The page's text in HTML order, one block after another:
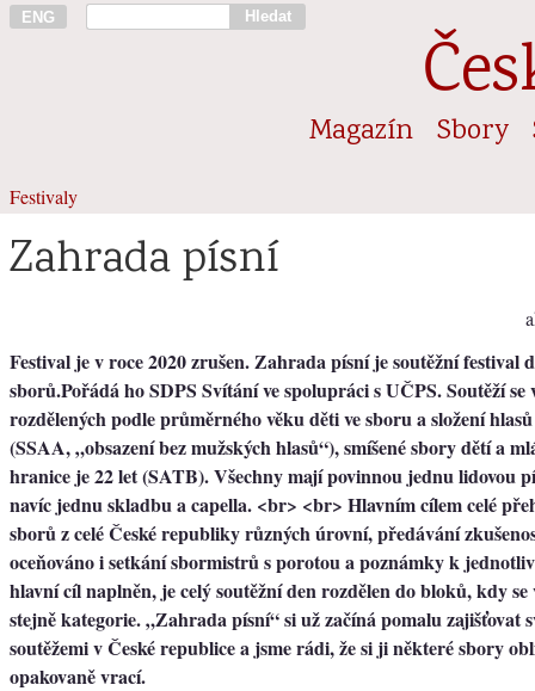
ENG Hledat
Magazín Sbory
Festivaly
Zahrada písní
Festival je v roce 2020 zrušen. Zahrada písní je soutěžní festival
sborů.Pořádá ho SDPS Svítání ve spolupráci s UČPS. Soutěží
rozdělených podle průměrného věku děti ve sboru a složení
(SSAA, „obsazení bez mužských hlasů“), smíšené sbory dětí a
hranice je 22 let (SATB). Všechny mají povinnou jednu lidovou
navíc jednu skladbu a capella. <br> <br> Hlavním cílem celé
sborů z celé České republiky různých úrovní, předávání
oceňováno i setkání sbormistrů s porotou a poznámky k
hlavní cíl naplněn, je celý soutěžní den rozdělen do bloků, kdy
stejně kategorie. „Zahrada písní“ si už začíná pomalu zajišťovat
soutěžemi v České republice a jsme rádi, že si ji některé sbory
opakovaně vrací.